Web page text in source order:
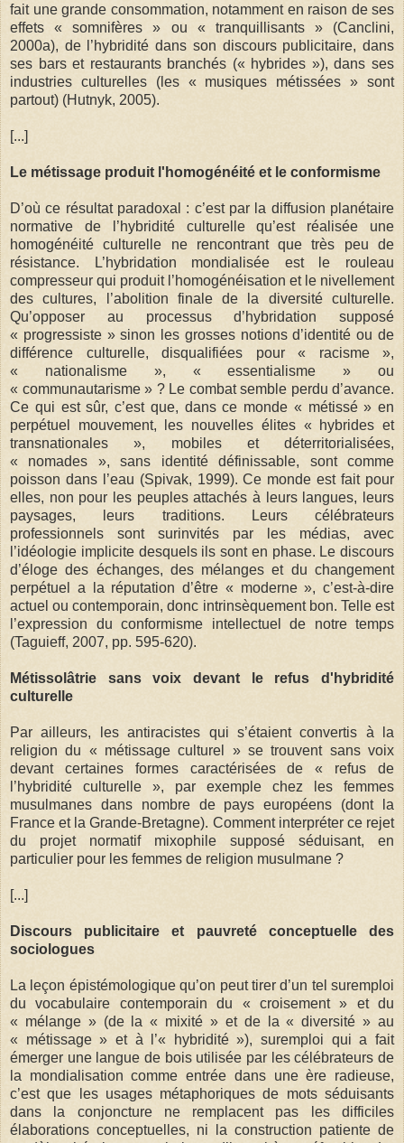
fait une grande consommation, notamment en raison de ses
effets « somnifères » ou « tranquillisants » (Canclini,
2000a), de l’hybridité dans son discours publicitaire, dans
ses bars et restaurants branchés (« hybrides »), dans ses
industries culturelles (les « musiques métissées » sont
partout) (Hutnyk, 2005).
[...]
Le métissage produit l'homogénéité et le conformisme
D’où ce résultat paradoxal : c’est par la diffusion planétaire
normative de l’hybridité culturelle qu’est réalisée une
homogénéité culturelle ne rencontrant que très peu de
résistance. L’hybridation mondialisée est le rouleau
compresseur qui produit l’homogénéisation et le nivellement
des cultures, l’abolition finale de la diversité culturelle.
Qu’opposer au processus d’hybridation supposé
« progressiste » sinon les grosses notions d’identité ou de
différence culturelle, disqualifiées pour « racisme »,
« nationalisme », « essentialisme » ou
« communautarisme » ? Le combat semble perdu d’avance.
Ce qui est sûr, c’est que, dans ce monde « métissé » en
perpétuel mouvement, les nouvelles élites « hybrides et
transnationales », mobiles et déterritorialisées,
« nomades », sans identité définissable, sont comme
poisson dans l’eau (Spivak, 1999). Ce monde est fait pour
elles, non pour les peuples attachés à leurs langues, leurs
paysages, leurs traditions. Leurs célébrateurs
professionnels sont surinvités par les médias, avec
l’idéologie implicite desquels ils sont en phase. Le discours
d’éloge des échanges, des mélanges et du changement
perpétuel a la réputation d’être « moderne », c’est-à-dire
actuel ou contemporain, donc intrinsèquement bon. Telle est
l’expression du conformisme intellectuel de notre temps
(Taguieff, 2007, pp. 595-620).
Métissolâtrie sans voix devant le refus d'hybridité
culturelle
Par ailleurs, les antiracistes qui s’étaient convertis à la
religion du « métissage culturel » se trouvent sans voix
devant certaines formes caractérisées de « refus de
l’hybridité culturelle », par exemple chez les femmes
musulmanes dans nombre de pays européens (dont la
France et la Grande-Bretagne). Comment interpréter ce rejet
du projet normatif mixophile supposé séduisant, en
particulier pour les femmes de religion musulmane ?
[...]
Discours publicitaire et pauvreté conceptuelle des
sociologues
La leçon épistémologique qu’on peut tirer d’un tel suremploi
du vocabulaire contemporain du « croisement » et du
« mélange » (de la « mixité » et de la « diversité » au
« métissage » et à l’« hybridité »), suremploi qui a fait
émerger une langue de bois utilisée par les célébrateurs de
la mondialisation comme entrée dans une ère radieuse,
c’est que les usages métaphoriques de mots séduisants
dans la conjoncture ne remplacent pas les difficiles
élaborations conceptuelles, ni la construction patiente de